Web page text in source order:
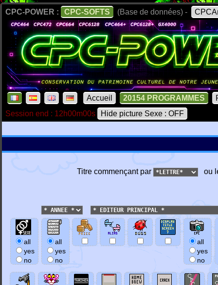
CPC-POWER : CPC-SOFTS (Base de données) -
Accueil 20154 PROGRAMMES
Session end : 12h00m00s
Hide picture Sexe : OFF
Titre commençant par ou
all
yes
no
all
yes
no
all
yes
no